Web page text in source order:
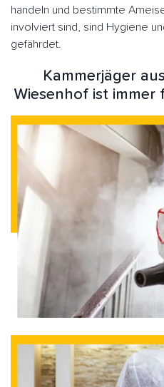
handeln und bestimmte
involviert sind, sind Hygiene
gefährdet.
Kammerjäger
Wiesenhof ist immer